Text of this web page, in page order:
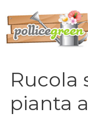
contenuto
Rucola
pianta